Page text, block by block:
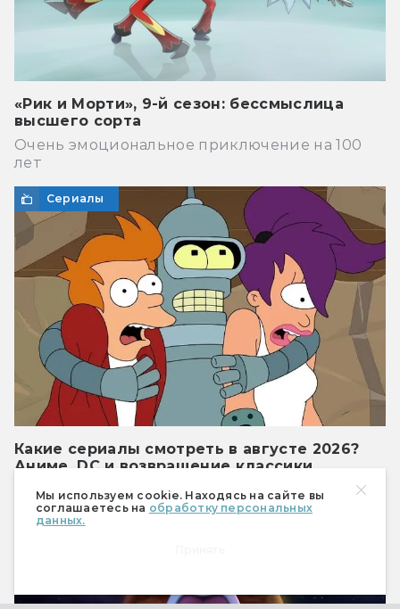
Мы используем cookie. Находясь на сайте вы
соглашаетесь на обработку персональных
данных.
«Рик и Морти», 9-й сезон: бессмыслица
высшего сорта
Очень эмоциональное приключение на 100
лет
Сериалы
Какие сериалы смотреть в августе 2026?
Аниме, DC и возвращение классики
Герои и миры, которые мы уже видели.
Сериалы